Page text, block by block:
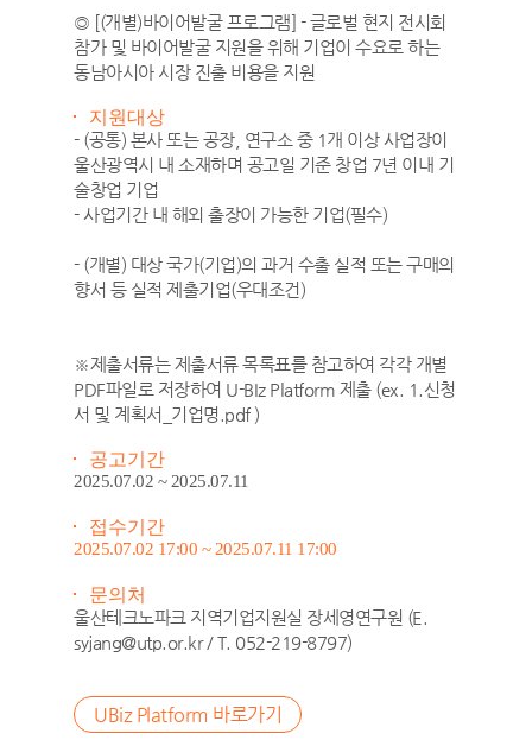
◎ [(개별)바이어발굴 프로그램] - 글로벌 현지 전시회
참가 및 바이어발굴 지원을 위해 기업이 수요로 하는
동남아시아 시장 진출 비용을 지원
지원대상
- (공통) 본사 또는 공장, 연구소 중 1개 이상 사업장이
울산광역시 내 소재하며 공고일 기준 창업 7년 이내 기
술창업 기업
- 사업기간 내 해외 출장이 가능한 기업(필수)
- (개별) 대상 국가(기업)의 과거 수출 실적 또는 구매의
향서 등 실적 제출기업(우대조건)
※제출서류는 제출서류 목록표를 참고하여 각각 개별
PDF파일로 저장하여 U-BIz Platform 제출 (ex. 1.신청
서 및 계획서_기업명.pdf )
공고기간
2025.07.02 ~ 2025.07.11
접수기간
2025.07.02 17:00 ~ 2025.07.11 17:00
문의처
울산테크노파크 지역기업지원실 장세영연구원 (E.
syjang@utp.or.kr / T. 052-219-8797)
UBiz Platform 바로가기